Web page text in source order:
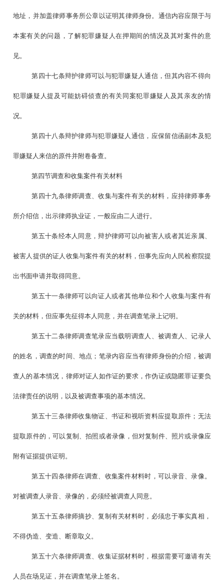
地址，并加盖律师事务所公章以证明其律师身份。通信内容应限于与
本案有关的问题，了解犯罪嫌疑人在押期间的情况及其对案件的意
见。
第四十七条辩护律师可以与犯罪嫌疑人通信，但其内容不得向
犯罪嫌疑人提及可能妨碍侦查的有关同案犯罪嫌疑人及其亲友的情
况。
第四十八条辩护律师与犯罪嫌疑人通信，应保留信函副本及犯
罪嫌疑人来信的原件并附卷备查。
第四节调查和收集案件有关材料
第四十九条律师调查、收集与案件有关的材料，应持律师事务
所介绍信，出示律师执业证，一般应由二人进行。
第五十条经本人同意，辩护律师可以向被害人或者其近亲属、
被害人提供的证人收集与案件有关的材料，但事先应向人民检察院提
出书面申请并取得同意。
第五十一条律师可以向证人或者其他单位和个人收集与案件有
关的材料，但应事先征得本人同意，并在调查笔录上记明。
第五十二条律师调查笔录应当载明调查人、被调查人、记录人
的姓名，调查的时间、地点；笔录内容应当有律师身份的介绍，被调
查人的基本情况，律师对证人如作证的要求，作伪证或隐匿罪证要负
法律责任的说明，以及被调查事项的基本情况。
第五十三条律师收集物证、书证和视听资料应提取原件；无法
提取原件的，可以复制、拍照或者录像，但对复制件、照片或录像应
附有证据提供证明。
第五十四条律师在调查、收集案件材料时，可以录音、录像。
对被调查人录音、录像的，必须经被调查人同意。
第五十五条律师摘抄、复制有关材料时，必须忠于事实真相，
不得伪造、变造、断章取义。
第五十六条律师调查、收集证据材料时，根据需要可邀请有关
人员在场见证，并在调查笔录上签名。